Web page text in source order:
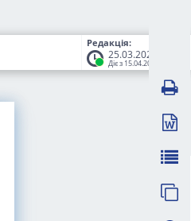
Редакція:
25.03.2026
Діє з 15.04.2026